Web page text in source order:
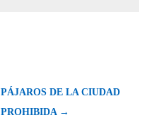
PÁJAROS DE LA CIUDAD
PROHIBIDA →